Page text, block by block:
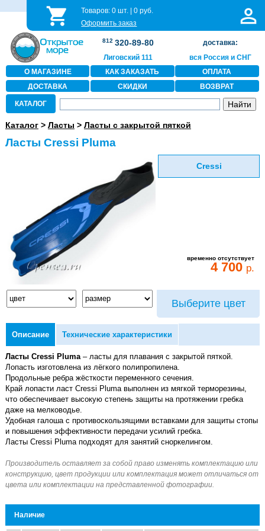
Товаров:0 шт. |0 руб.
Оформить заказ
812 320-89-80
Лиговский 111
доставка:
вся Россия и СНГ
О МАГАЗИНЕ
КАК ЗАКАЗАТЬ
ОПЛАТА
ДОСТАВКА
СКИДКИ ВОЗВРАТ
КАТАЛОГ
Каталог> Ласты > Ласты с закрытой пяткой
Ласты Cressi Pluma
Cressi
временно отсутствует
4 700 р.
Выберите цвет
Описание Технические характеристики
Ласты Cressi Pluma– ласты для плавания с закрытой пяткой.
Лопасть изготовлена из лёгкого полипропилена.
Продольные ребра жёсткости переменного сечения.
Край лопасти ласт Cressi Pluma выполнен из мягкой терморезины,
что обеспечивает высокую степень защиты на протяжении гребка
даже на мелководье.
Удобная галоша c противоскользящими вставками для защиты стопы
и повышения эффективности передачи усилий гребка.
Ласты Cressi Pluma подходят для занятий сноркелингом.
Наличие